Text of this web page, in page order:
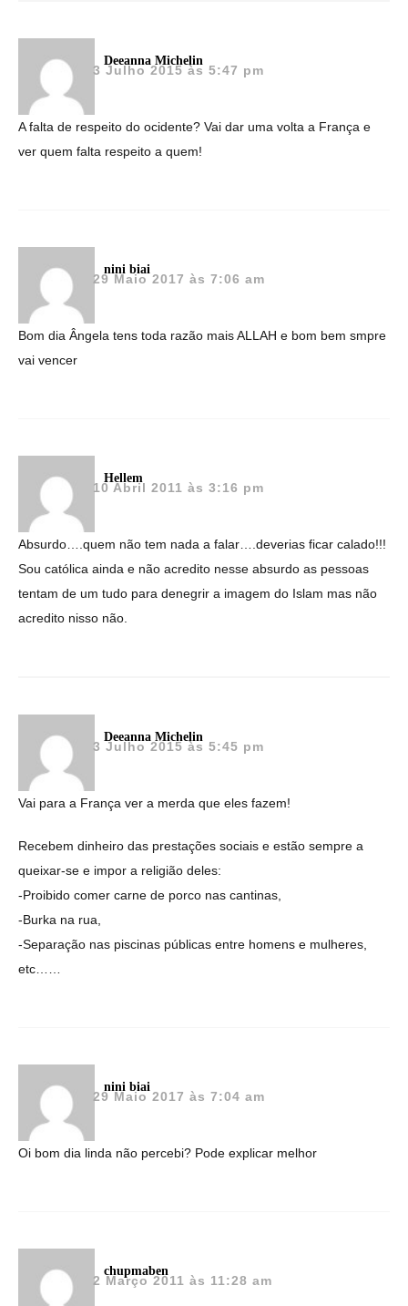
Deeanna Michelin
3 Julho 2015 às 5:47 pm
A falta de respeito do ocidente? Vai dar uma volta a França e
ver quem falta respeito a quem!
nini biai
29 Maio 2017 às 7:06 am
Bom dia Ângela tens toda razão mais ALLAH e bom bem smpre
vai vencer
Hellem
10 Abril 2011 às 3:16 pm
Absurdo….quem não tem nada a falar….deverias ficar calado!!!
Sou católica ainda e não acredito nesse absurdo as pessoas
tentam de um tudo para denegrir a imagem do Islam mas não
acredito nisso não.
Deeanna Michelin
3 Julho 2015 às 5:45 pm
Vai para a França ver a merda que eles fazem!
Recebem dinheiro das prestações sociais e estão sempre a
queixar-se e impor a religião deles:
-Proibido comer carne de porco nas cantinas,
-Burka na rua,
-Separação nas piscinas públicas entre homens e mulheres,
etc……
nini biai
29 Maio 2017 às 7:04 am
Oi bom dia linda não percebi? Pode explicar melhor
chupmaben
2 Março 2011 às 11:28 am